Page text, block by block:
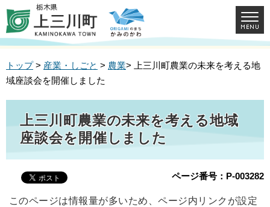
トップ> 産業・しごと > 農業> 上三川町農業の未来を考える地
域座談会を開催しました
上三川町農業の未来を考える地域
座談会を開催しました
ページ番号：P-003282
このページは情報量が多いため、ページ内リンクが設定